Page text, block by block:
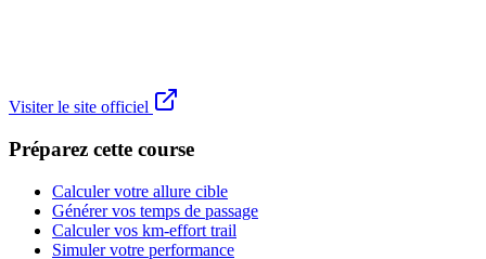
Visiter le site officiel
Préparez cette course
Calculer votre allure cible
Générer vos temps de passage
Calculer vos km-effort trail
Simuler votre performance